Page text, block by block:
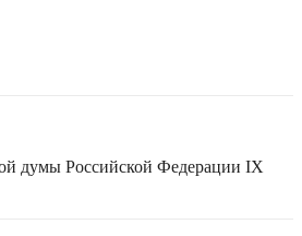
думы Российской Федерации IX